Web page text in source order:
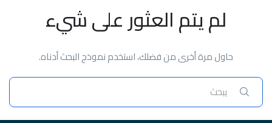
لم يتم العثور على شيء
حاول مرة أخرى من فضلك، استخدم نموذج البحث أدناه.